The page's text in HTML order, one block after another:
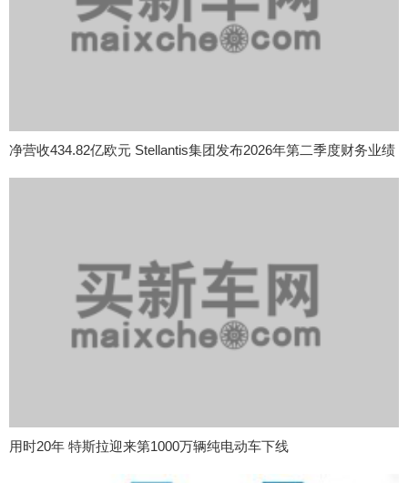
净营收434.82亿欧元 Stellantis集团发布2026年第二季度财务业绩
用时20年 特斯拉迎来第1000万辆纯电动车下线